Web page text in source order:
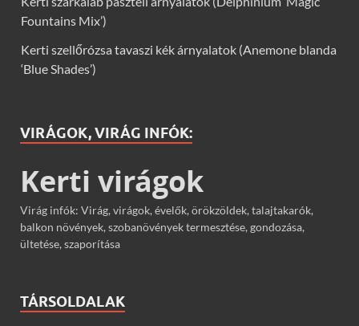
Fountains Mix’)
Kerti szellőrózsa tavaszi kék árnyalatok (Anemone blanda
‘Blue Shades’)
VIRÁGOK, VIRÁG INFÓK:
Kerti virágok
Virág infók: Virág, virágok, évelők, örökzöldek, talajtakarók,
balkon növények, szobanövények termesztése, gondozása,
ültetése, szaporítása
TÁRSOLDALAK